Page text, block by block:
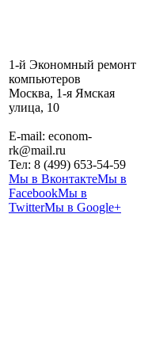
1-й Экономный ремонт
компьютеров
Москва, 1-я Ямская
улица, 10
E-mail: econom-
rk@mail.ru
Тел: 8 (499) 653-54-59
Мы в ВконтактеМы в
FacebookМы в
TwitterМы в Google+